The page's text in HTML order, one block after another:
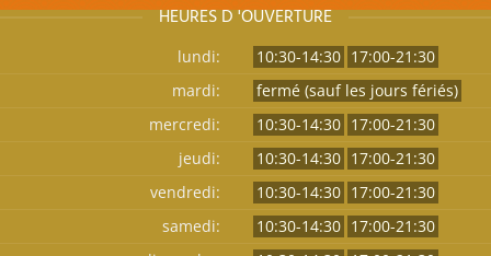
HEURES D 'OUVERTURE
lundi: 10:30-14:30 17:00-21:30
mardi:
fermé (sauf les jours fériés)
mercredi:
10:30-14:30 17:00-21:30
jeudi:
10:30-14:30 17:00-21:30
vendredi:
10:30-14:30 17:00-21:30
samedi:
10:30-14:30 17:00-21:30